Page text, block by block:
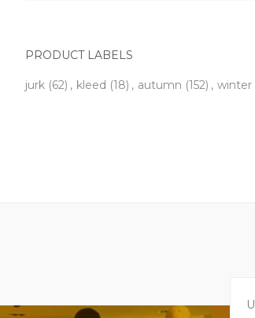
PRODUCT LABELS
jurk (62) , kleed (18) , autumn (152) , winter